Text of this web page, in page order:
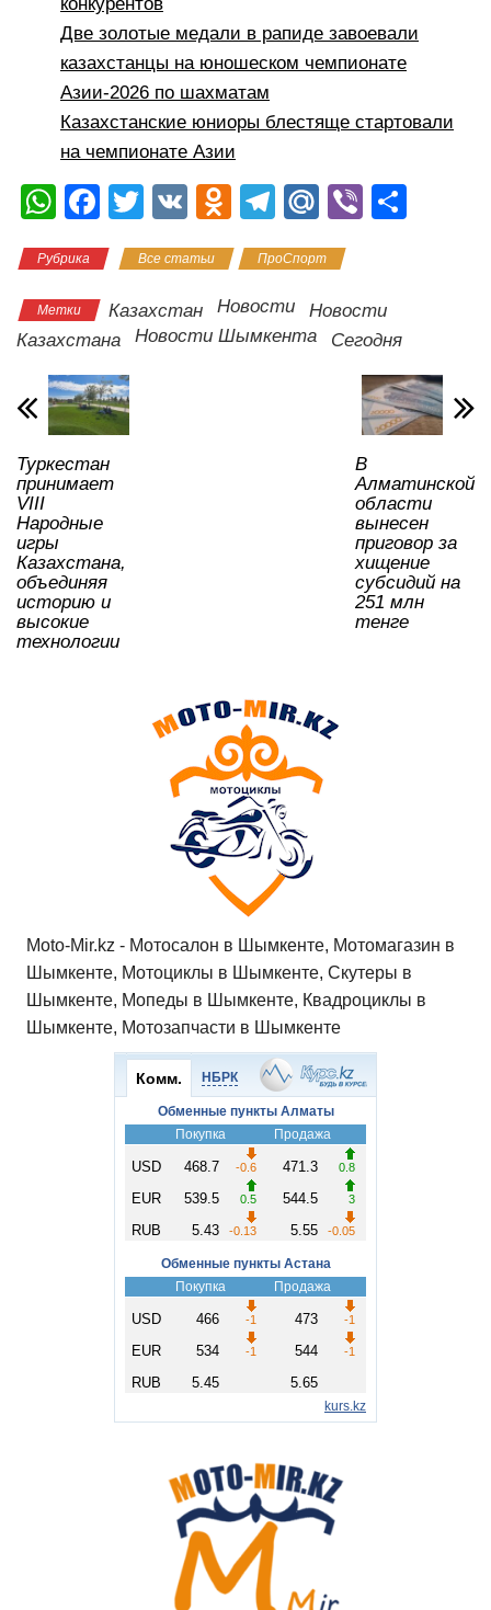
Две золотые медали в рапиде завоевали
казахстанцы на юношеском чемпионате
Азии-2026 по шахматам
Казахстанские юниоры блестяще стартовали
на чемпионате Азии
W
at
s
A
p
p
F
c
e
b
o
o
k
T
tt
er
V
O
n
o
kl
T
e
gr
a
M
.R
u
Vi
и
ть
Рубрика Все статьи ПроСпорт
Метки Казахстан Новости
Новости
Казахстана
Новости Шымкента Сегодня
Туркестан
принимает
VIII
Народные
игры
Казахстана,
объединяя
историю и
высокие
технологии
В
Алматинской
области
вынесен
приговор за
хищение
субсидий на
251 млн
тенге
Moto-Mir.kz - Мотосалон в Шымкенте, Мотомагазин в
Шымкенте, Мотоциклы в Шымкенте, Скутеры в
Шымкенте, Мопеды в Шымкенте, Квадроциклы в
Шымкенте, Мотозапчасти в Шымкенте